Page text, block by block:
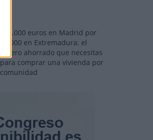
110.000 euros en Madrid por
31.000 en Extremadura: el
dinero ahorrado que necesitas
para comprar una vivienda por
comunidad